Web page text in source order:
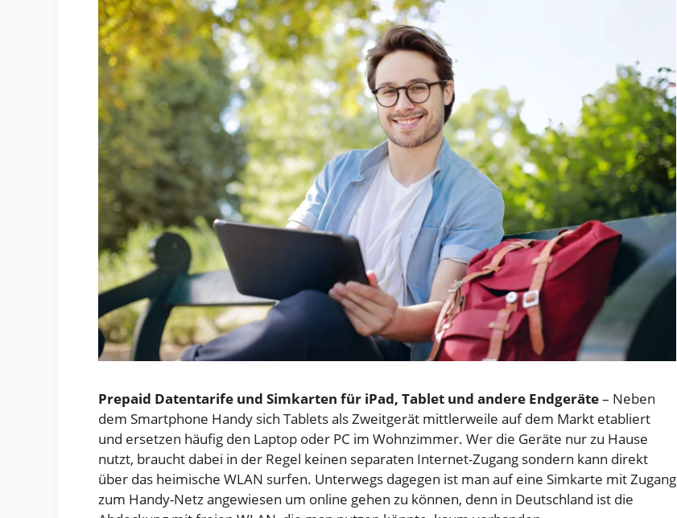
Prepaid Datentarife und Simkarten für iPad, Tablet und andere Endgeräte– Neben
dem Smartphone Handy sich Tablets als Zweitgerät mittlerweile auf dem Markt etabliert
und ersetzen häufig den Laptop oder PC im Wohnzimmer. Wer die Geräte nur zu Hause
nutzt, braucht dabei in der Regel keinen separaten Internet-Zugang sondern kann direkt
über das heimische WLAN surfen. Unterwegs dagegen ist man auf eine Simkarte mit Zugang
zum Handy-Netz angewiesen um online gehen zu können, denn in Deutschland ist die